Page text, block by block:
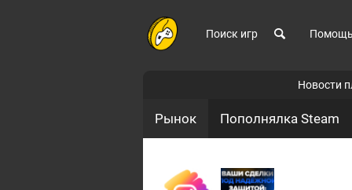
Поиск игр Помощь
Новости
Рынок Пополнялка Steam